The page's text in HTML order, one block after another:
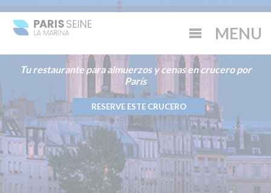
Tu restaurante para almuerzos y cenas en crucero por
París
RESERVE ESTE CRUCERO